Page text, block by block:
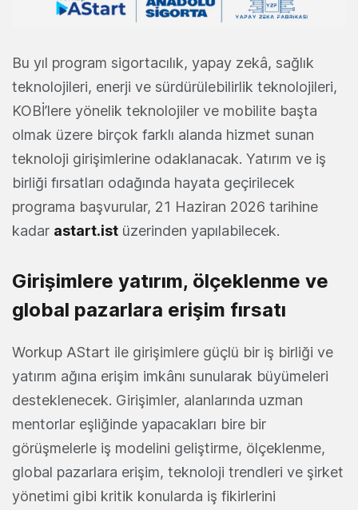
Bu yıl program sigortacılık, yapay zekâ, sağlık
teknolojileri, enerji ve sürdürülebilirlik teknolojileri,
KOBİ’lere yönelik teknolojiler ve mobilite başta
olmak üzere birçok farklı alanda hizmet sunan
teknoloji girişimlerine odaklanacak. Yatırım ve iş
birliği fırsatları odağında hayata geçirilecek
programa başvurular, 21 Haziran 2026 tarihine
kadar astart.ist üzerinden yapılabilecek.
Girişimlere yatırım, ölçeklenme ve
global pazarlara erişim fırsatı
Workup AStart ile girişimlere güçlü bir iş birliği ve
yatırım ağına erişim imkânı sunularak büyümeleri
desteklenecek. Girişimler, alanlarında uzman
mentorlar eşliğinde yapacakları bire bir
görüşmelerle iş modelini geliştirme, ölçeklenme,
global pazarlara erişim, teknoloji trendleri ve şirket
yönetimi gibi kritik konularda iş fikirlerini